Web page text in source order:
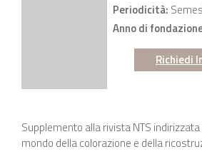
Periodicità:
Anno di
Richiedi
Supplemento alla rivista NTS
mondo della colorazione e della